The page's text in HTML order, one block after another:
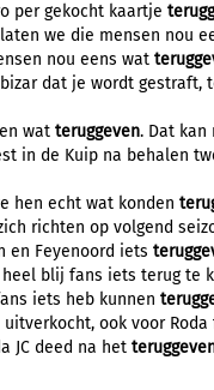
per gekocht kaartje
we die mensen nou
nou eens wat
dat je wordt gestraft,
wat teruggeven. Dat kan
in de Kuip na behalen
hen echt wat konden
richten op volgend
en Feyenoord iets
blij fans iets terug te
iets heb kunnen
ook voor Roda
JC deed na het